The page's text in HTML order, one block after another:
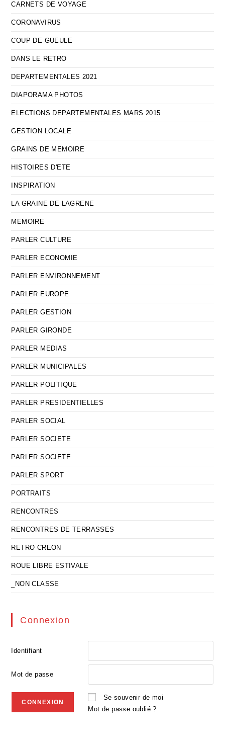
CARNETS DE VOYAGE
CORONAVIRUS
COUP DE GUEULE
DANS LE RETRO
DEPARTEMENTALES 2021
DIAPORAMA PHOTOS
ELECTIONS DEPARTEMENTALES MARS 2015
GESTION LOCALE
GRAINS DE MEMOIRE
HISTOIRES D'ETE
INSPIRATION
LA GRAINE DE LAGRENE
MEMOIRE
PARLER CULTURE
PARLER ECONOMIE
PARLER ENVIRONNEMENT
PARLER EUROPE
PARLER GESTION
PARLER GIRONDE
PARLER MEDIAS
PARLER MUNICIPALES
PARLER POLITIQUE
PARLER PRESIDENTIELLES
PARLER SOCIAL
PARLER SOCIETE
PARLER SOCIETE
PARLER SPORT
PORTRAITS
RENCONTRES
RENCONTRES DE TERRASSES
RETRO CREON
ROUE LIBRE ESTIVALE
_NON CLASSE
Connexion
Identifiant
Mot de passe
Se souvenir de moi
Mot de passe oublié ?